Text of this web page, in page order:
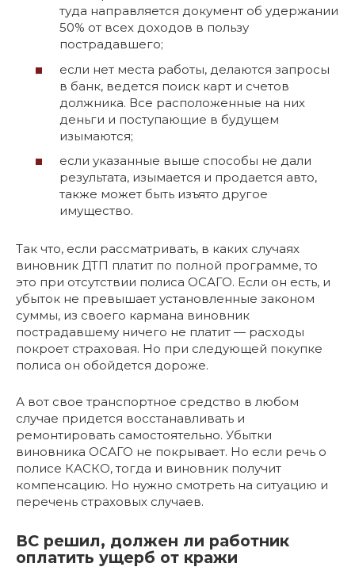
туда направляется документ об удержании
50% от всех доходов в пользу
пострадавшего;
если нет места работы, делаются запросы
в банк, ведется поиск карт и счетов
должника. Все расположенные на них
деньги и поступающие в будущем
изымаются;
если указанные выше способы не дали
результата, изымается и продается авто,
также может быть изъято другое
имущество.
Так что, если рассматривать, в каких случаях
виновник ДТП платит по полной программе, то
это при отсутствии полиса ОСАГО. Если он есть, и
убыток не превышает установленные законом
суммы, из своего кармана виновник
пострадавшему ничего не платит — расходы
покроет страховая. Но при следующей покупке
полиса он обойдется дороже.
А вот свое транспортное средство в любом
случае придется восстанавливать и
ремонтировать самостоятельно. Убытки
виновника ОСАГО не покрывает. Но если речь о
полисе КАСКО, тогда и виновник получит
компенсацию. Но нужно смотреть на ситуацию и
перечень страховых случаев.
ВС решил, должен ли работник
оплатить ущерб от кражи